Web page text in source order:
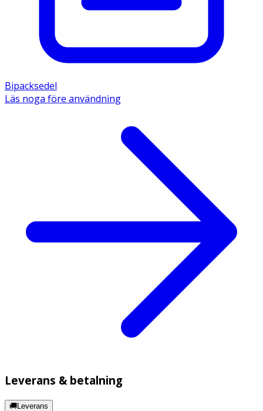
Bipacksedel
Läs noga före användning
Leverans & betalning
🚚Leverans